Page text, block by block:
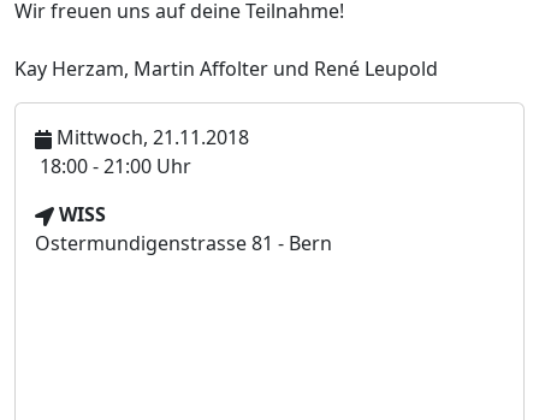
Wir freuen uns auf deine Teilnahme!
Kay Herzam, Martin Affolter und René Leupold
Mittwoch, 21.11.2018
U
r
z
18:00 - 21:00 Uhr
V
e
WISS
Ostermundigenstrasse 81 - Bern